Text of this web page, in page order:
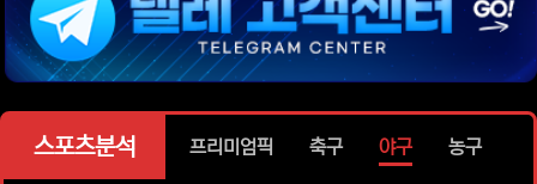
스포츠분석 프리미엄픽 축구 야구 농구